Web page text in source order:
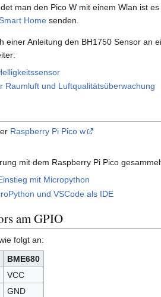
man den Pico W mit einem Wlan ist
Home senden.
einer Anleitung den BH1750 Sensor an
Raumluft und Luftqualitätsüberwachung
Raspberry Pi Pico w
mit dem Raspberry Pi Pico
mit Micropython
und VSCode als IDE
am GPIO
folgt an:
BME680
VCC
GND